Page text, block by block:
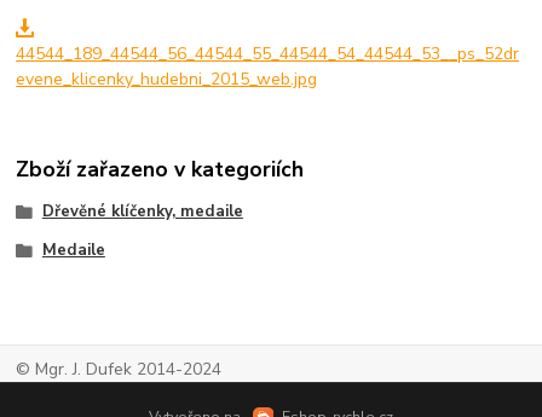
44544_189_44544_56_44544_55_44544_54_44544_53__ps_52dr
evene_klicenky_hudebni_2015_web.jpg
Zboží zařazeno v kategoriích
Dřevěné klíčenky, medaile
Medaile
© Mgr. J. Dufek 2014-2024